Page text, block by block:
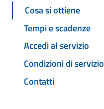
Cosa si ottiene
Tempi e scadenze
Accedi al servizio
Condizioni di servizio
Contatti